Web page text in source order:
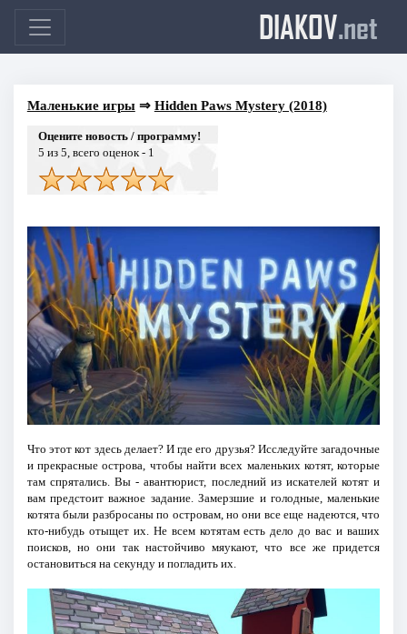
DIAKOV.net
Маленькие игры⇒ Hidden Paws Mystery (2018)
Оцените новость / программу!
5 из 5, всего оценок - 1
Что этот кот здесь делает? И где его друзья? Исследуйте загадочные
и прекрасные острова, чтобы найти всех маленьких котят, которые
там спрятались. Вы - авантюрист, последний из искателей котят и
вам предстоит важное задание. Замерзшие и голодные, маленькие
котята были разбросаны по островам, но они все еще надеются, что
кто-нибудь отыщет их. Не всем котятам есть дело до вас и ваших
поисков, но они так настойчиво мяукают, что все же придется
остановиться на секунду и погладить их.